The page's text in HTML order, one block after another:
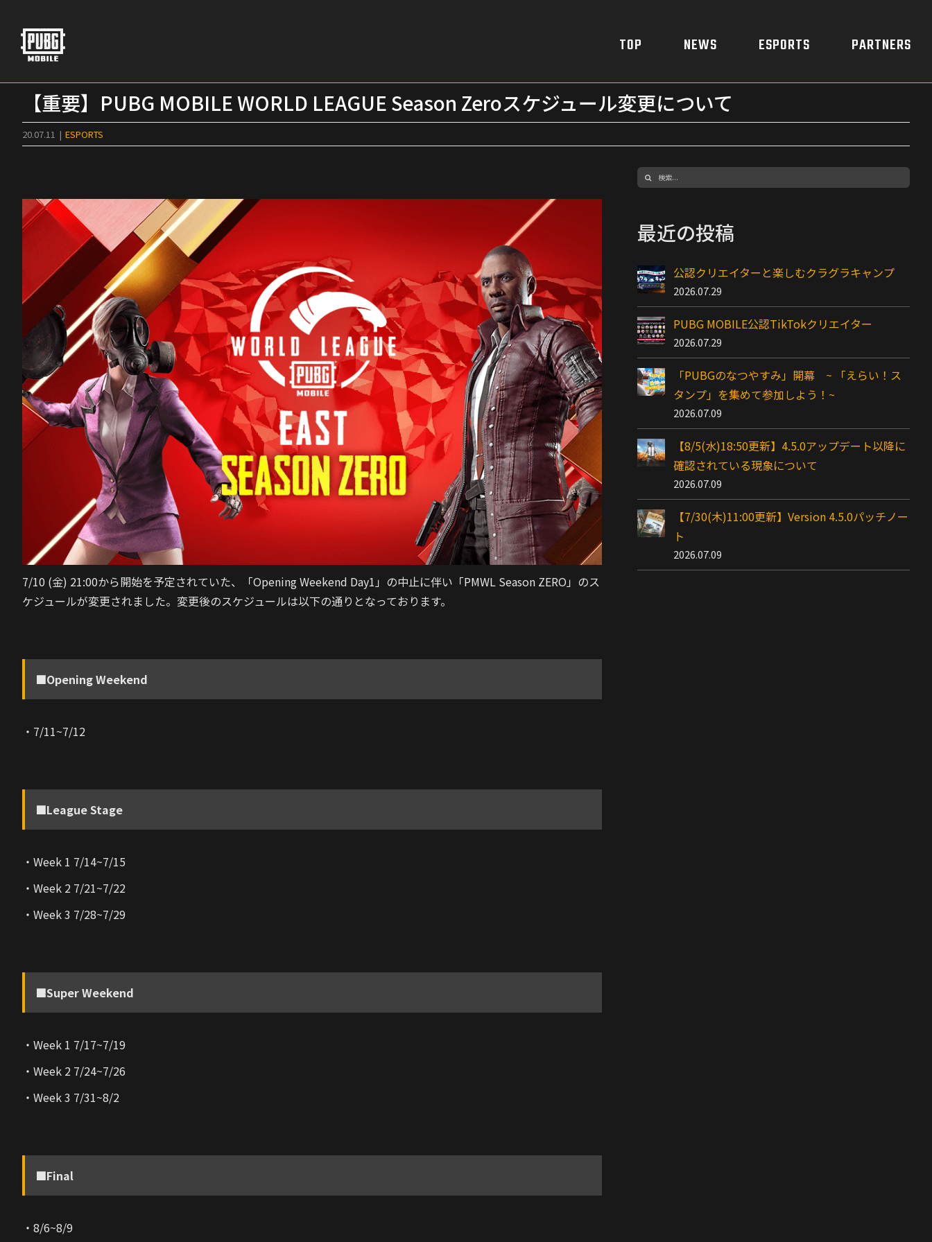
content
TOP NEWS ESPORTS PARTNERS
【重要】PUBG MOBILE WORLD LEAGUE Season Zeroスケジュール変更について
20.07.11 | ESPORTS
7/10 (金) 21:00から開始を予定されていた、「Opening Weekend Day1」の中止に伴い「PMWL Season ZERO」のス
ケジュールが変更されました。 変更後のスケジュールは以下の通りとなっております。
■Opening Weekend
・7/11~7/12
■League Stage
・Week 1 7/14~7/15
・Week 2 7/21~7/22
・Week 3 7/28~7/29
■Super Weekend
・Week 1 7/17~7/19
・Week 2 7/24~7/26
・Week 3 7/31~8/2
■Final
・8/6~8/9
検
最近の投稿
公認クリエイターと楽しむクラグラキャンプ
2026.07.29
PUBG MOBILE公認TikTokクリエイター
2026.07.29
「PUBGのなつやすみ」開幕 ~ 「えらい！ス
タンプ」を集めて参加しよう！~
2026.07.09
【8/5(水)18:50更新】4.5.0アップデート以降に
確認されている現象について
2026.07.09
【7/30(木)11:00更新】Version 4.5.0パッチノー
ト
2026.07.09